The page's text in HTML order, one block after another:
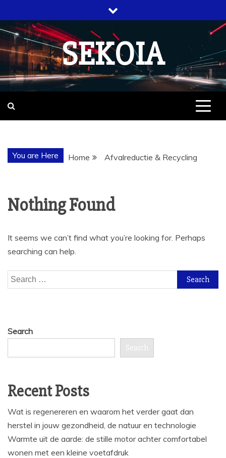
to
content
SEKOIA
You are Here Home Afvalreductie & Recycling
Nothing Found
It seems we can’t find what you’re looking for. Perhaps
searching can help.
Search
for:
Search
Search
Recent Posts
Wat is regenereren en waarom het verder gaat dan
herstel in jouw gezondheid, de natuur en technologie
Warmte uit de aarde: de stille motor achter comfortabel
wonen met een kleine voetafdruk